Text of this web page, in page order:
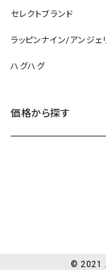
セレクトブランド
ラッピンナイン/アンジェ
ハグハグ
価格から探す
© 2021